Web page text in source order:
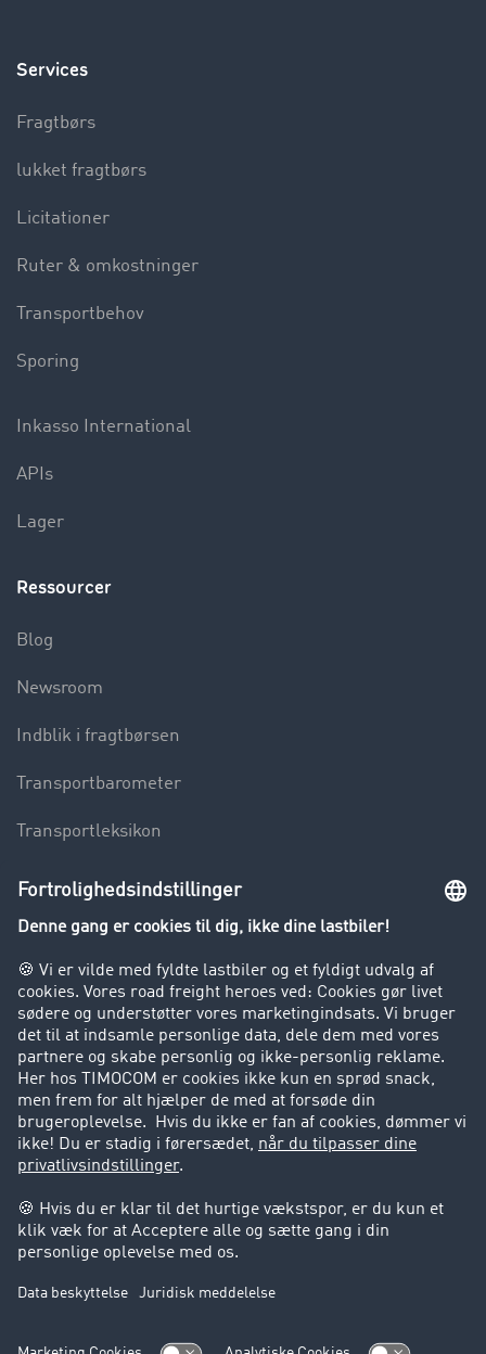
Services
Fragtbørs
lukket fragtbørs
Licitationer
Ruter & omkostninger
Transportbehov
Sporing
Inkasso International
APIs
Lager
Ressourcer
Blog
Newsroom
Indblik i fragtbørsen
Transportbarometer
Transportleksikon
Lastbilkørsel forbudt
Kunder hverver kunder
Success Stories
Support
Support
Juridiske forhold
Kolofon
Brugerbetingelser